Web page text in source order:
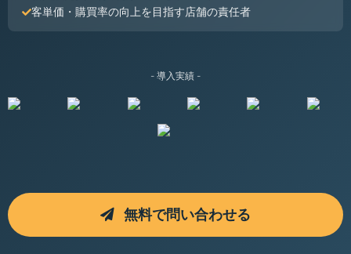
客単価・購買率の向上を目指す店舗の責任者
- 導入実績 -
無料で問い合わせる